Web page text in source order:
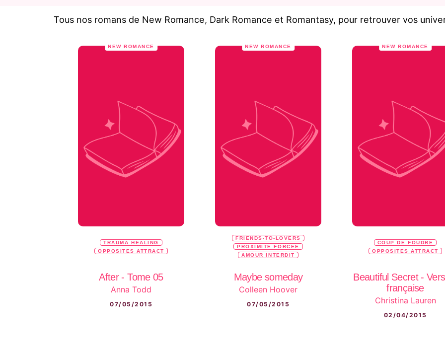
Tous nos romans de New Romance, Dark Romance et Romantasy, pour retrouver vos
NEW ROMANCE
TRAUMA HEALING
OPPOSITES ATTRACT
After - Tome 05
Anna Todd
07/05/2015
NEW ROMANCE
FRIENDS-TO-LOVERS
PROXIMITÉ FORCÉE
AMOUR INTERDIT
Maybe someday
Colleen Hoover
07/05/2015
NEW ROMANCE
COUP DE FOUDRE
OPPOSITES ATTRACT
Beautiful Secret -
française
Christina Lauren
02/04/2015